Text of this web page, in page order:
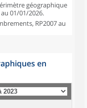
géographique
01/01/2026.
RP2007 au
en